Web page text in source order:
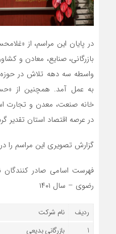
در پایان این مراسم، از
بازرگانی، صنایع، معادن و
واسطه سه دهه تلاش در حوزه
به عمل آمد. همچنین از
خانه صنعت، معدن و تجارت
در عرصه اقتصاد استان تقدیر
گزارش تصویری این مراسم را
فهرست اسامی صادر کنندگان
رضوی – سال ۱۴۰۱
ردیف نام شرکت
1
بازرگانی بدیعی